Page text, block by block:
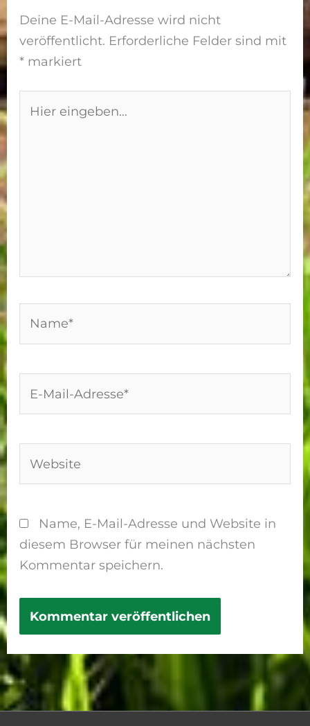
Deine E-Mail-Adresse wird nicht
veröffentlicht. Erforderliche Felder sind mit
* markiert
eingeben…
Mail-
Name, E-Mail-Adresse und Website in
diesem Browser für meinen nächsten
Kommentar speichern.